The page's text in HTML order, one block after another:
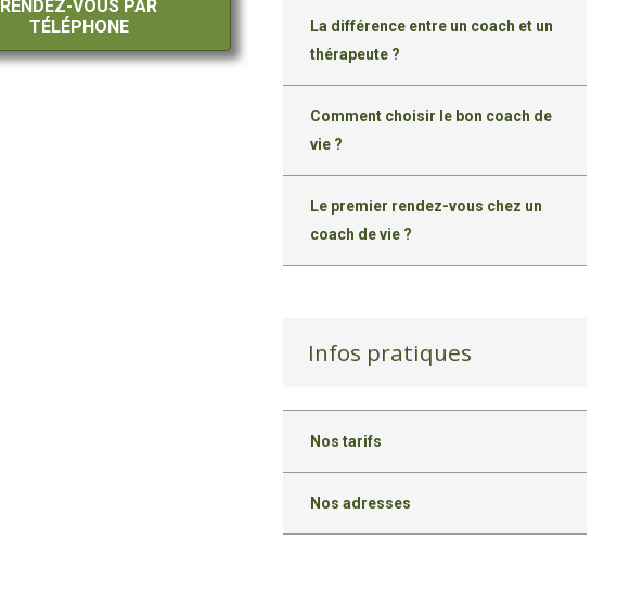
RENDEZ-VOUS PAR
TÉLÉPHONE
La différence entre un coach et un
thérapeute ?
Comment choisir le bon coach de
vie ?
Le premier rendez-vous chez un
coach de vie ?
Infos pratiques
Nos tarifs
Nos adresses